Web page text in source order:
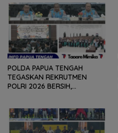
POLDA PAPUA TENGAH
TEGASKAN REKRUTMEN
POLRI 2026 BERSIH,